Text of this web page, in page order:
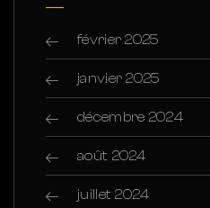
février 2025
janvier 2025
décembre 2024
août 2024
juillet 2024